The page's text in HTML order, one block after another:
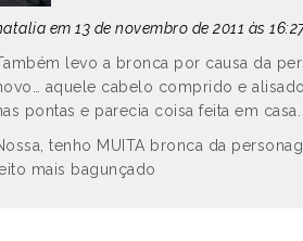
em 13 de novembro de 2011 às
levo a bronca por causa da
aquele cabelo comprido e
pontas e parecia coisa feita em casa.
tenho MUITA bronca da
mais bagunçado